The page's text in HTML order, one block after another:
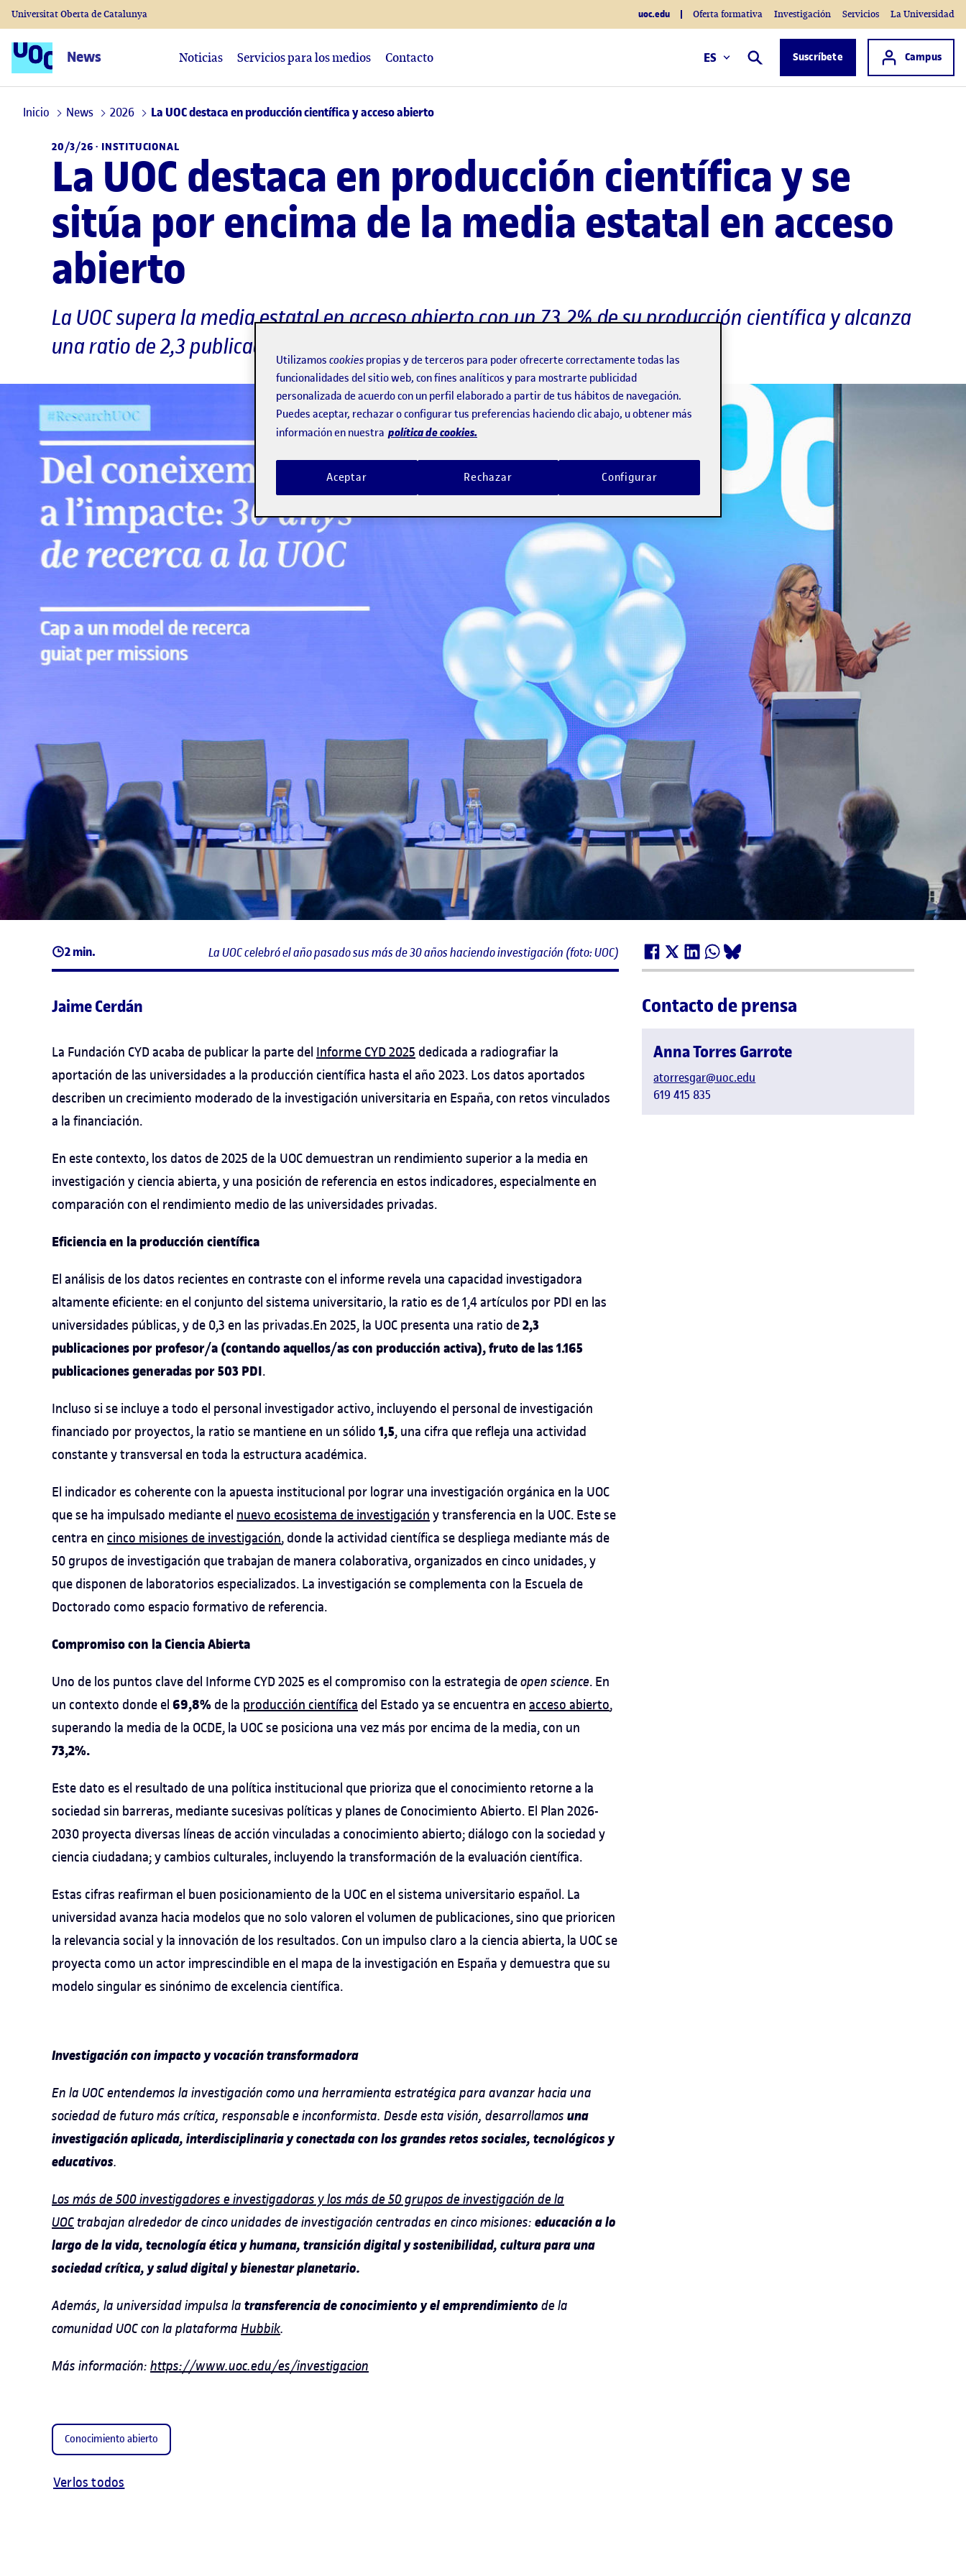
News Buscar Suscríbete Acceso a
Campus
Noticias Servicios para los medios Contacto ES
Universitat Oberta de Catalunya uoc.edu Oferta formativa Investigación Servicios La Universidad
Inicio News 2026 La UOC destaca en producción científica y acceso abierto
20/3/26 · INSTITUCIONAL
La UOC destaca en producción científica y se
sitúa por encima de la media estatal en acceso
abierto
La UOC supera la media estatal en acceso abierto con un 73,2% de su producción científica y alcanza
una ratio de 2,3 publicaciones por docente
2 min. La UOC celebró el año pasado sus más de 30 años haciendo investigación (foto: UOC)
Jaime Cerdán
La Fundación CYD acaba de publicar la parte del Informe CYD 2025 dedicada a radiografiar la
aportación de las universidades a la producción científica hasta el año 2023. Los datos aportados
describen un crecimiento moderado de la investigación universitaria en España, con retos vinculados
a la financiación.
En este contexto, los datos de 2025 de la UOC demuestran un rendimiento superior a la media en
investigación y ciencia abierta, y una posición de referencia en estos indicadores, especialmente en
comparación con el rendimiento medio de las universidades privadas.
Eficiencia en la producción científica
El análisis de los datos recientes en contraste con el informe revela una capacidad investigadora
altamente eficiente: en el conjunto del sistema universitario, la ratio es de 1,4 artículos por PDI en las
universidades públicas, y de 0,3 en las privadas.En 2025, la UOC presenta una ratio de2,3
publicaciones por profesor/a (contando aquellos/as con producción activa), fruto de las 1.165
publicaciones generadas por 503 PDI.
Incluso si se incluye a todo el personal investigador activo, incluyendo el personal de investigación
financiado por proyectos, la ratio se mantiene en un sólido 1,5, una cifra que refleja una actividad
constante y transversal en toda la estructura académica.
El indicador es coherente con la apuesta institucional por lograr una investigación orgánica en la UOC
que se ha impulsado mediante el nuevo ecosistema de investigación y transferencia en la UOC. Este se
centra en cinco misiones de investigación, donde la actividad científica se despliega mediante más de
50 grupos de investigación que trabajan de manera colaborativa, organizados en cinco unidades, y
que disponen de laboratorios especializados. La investigación se complementa con la Escuela de
Doctorado como espacio formativo de referencia.
Compromiso con la Ciencia Abierta
Uno de los puntos clave del Informe CYD 2025 es el compromiso con la estrategia deopen science. En
un contexto donde el 69,8% de la producción científica del Estado ya se encuentra en acceso abierto,
superando la media de la OCDE, la UOC se posiciona una vez más por encima de la media, con un
73,2%.
Este dato es el resultado de una política institucional que prioriza que el conocimiento retorne a la
sociedad sin barreras, mediante sucesivas políticas y planes de Conocimiento Abierto. El Plan 2026-
2030 proyecta diversas líneas de acción vinculadas a conocimiento abierto; diálogo con la sociedad y
ciencia ciudadana; y cambios culturales, incluyendo la transformación de la evaluación científica.
Estas cifras reafirman el buen posicionamiento de la UOC en el sistema universitario español. La
universidad avanza hacia modelos que no solo valoren el volumen de publicaciones, sino que prioricen
la relevancia social y la innovación de los resultados. Con un impulso claro a la ciencia abierta, la UOC se
proyecta como un actor imprescindible en el mapa de la investigación en España y demuestra que su
modelo singular es sinónimo de excelencia científica.
Investigación con impacto y vocación transformadora
En la UOC entendemos la investigación como una herramienta estratégica para avanzar hacia una
sociedad de futuro más crítica, responsable e inconformista. Desde esta visión, desarrollamos una
investigación aplicada, interdisciplinaria y conectada con los grandes retos sociales, tecnológicos y
educativos.
Los más de 500 investigadores e investigadoras y los más de 50 grupos de investigación de la
UOC trabajan alrededor de cinco unidades de investigación centradas en cinco misiones: educación a lo
largo de la vida, tecnología ética y humana, transición digital y sostenibilidad, cultura para una
sociedad crítica, y salud digital y bienestar planetario.
Además, la universidad impulsa la transferencia de conocimiento y el emprendimiento de la
comunidad UOC con la plataforma Hubbik.
Más información: https://www.uoc.edu/es/investigacion
Conocimiento abierto
Verlos todos
Contacto de prensa
Anna Torres Garrote
atorresgar@uoc.edu
619 415 835
Utilizamos cookies propias y de terceros para poder ofrecerte correctamente todas las
funcionalidades del sitio web, con fines analíticos y para mostrarte publicidad
personalizada de acuerdo con un perfil elaborado a partir de tus hábitos de navegación.
Puedes aceptar, rechazar o configurar tus preferencias haciendo clic abajo, u obtener más
información en nuestra política de cookies.
Rechazar
Aceptar Configurar